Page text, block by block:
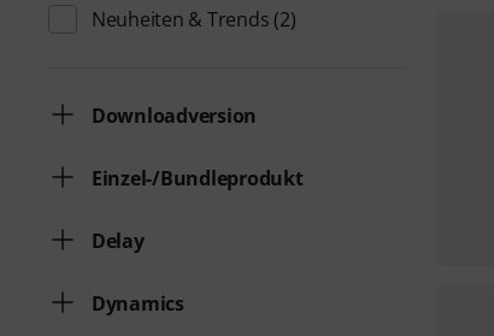
Neuheiten & Trends (2)
Downloadversion
Einzel-/Bundleprodukt
Delay
Dynamics